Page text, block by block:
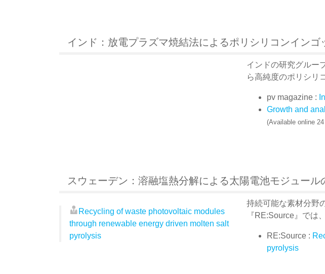
インド：放電プラズマ焼結法によるポリシリコンインゴ
インドの研究グルー
ら高純度のポリシリ
pv magazine :
Growth and
(Available online
スウェーデン：溶融塩熱分解による太陽電池モジュール
Recycling of waste photovoltaic modules
through renewable energy driven molten salt
pyrolysis
持続可能な素材分野
『RE:Source』では
RE:Source :
pyrolysis